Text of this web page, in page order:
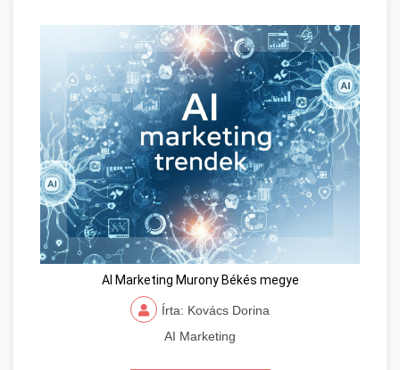
AI Marketing Murony Békés megye
Írta: Kovács Dorina
AI Marketing